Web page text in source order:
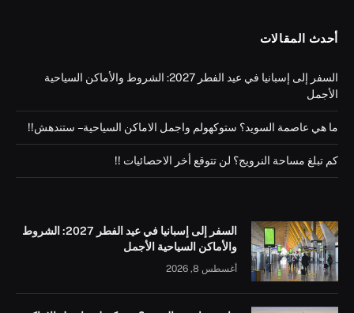
أحدث المقالات
السفر إلى إسبانيا في عيد الفطر 2027: الشروط والأماكن السياحية
الأجمل
ما هي عاصمة السويد؟ ستوكهولم واجمل الاماكن السياحية – ستندهش!!
كم تبلغ مساحة النرويج؟ لن تتوقع أخر الاحصائيات !!
السفر إلى إسبانيا في عيد الفطر 2027: الشروط
والأماكن السياحية الأجمل
أغسطس 8, 2026